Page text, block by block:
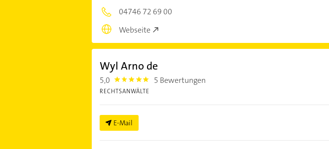
04746 72 69 00
Webseite
Wyl Arno de
5,0 5.0 5 Bewertungen
RECHTSANWÄLTE
E-Mail